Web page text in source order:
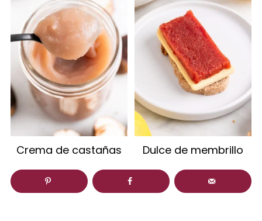
Crema de castañas Dulce de membrillo